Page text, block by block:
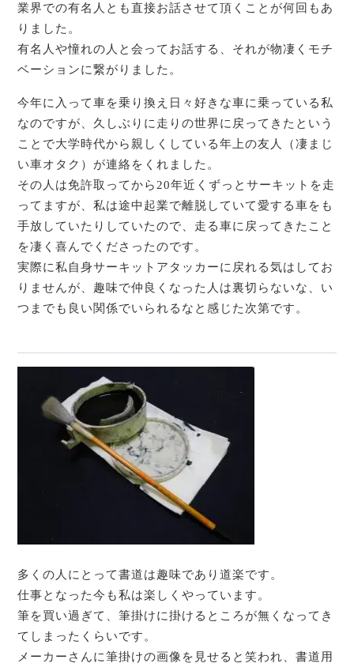
業界での有名人とも直接お話させて頂くことが何回もあ
りました。
有名人や憧れの人と会ってお話する、それが物凄くモチ
ベーションに繋がりました。
今年に入って車を乗り換え日々好きな車に乗っている私
なのですが、久しぶりに走りの世界に戻ってきたという
ことで大学時代から親しくしている年上の友人（凄まじ
い車オタク）が連絡をくれました。
その人は免許取ってから20年近くずっとサーキットを走
ってますが、私は途中起業で離脱していて愛する車をも
手放していたりしていたので、走る車に戻ってきたこと
を凄く喜んでくださったのです。
実際に私自身サーキットアタッカーに戻れる気はしてお
りませんが、趣味で仲良くなった人は裏切らないな、い
つまでも良い関係でいられるなと感じた次第です。
多くの人にとって書道は趣味であり道楽です。
仕事となった今も私は楽しくやっています。
筆を買い過ぎて、筆掛けに掛けるところが無くなってき
てしまったくらいです。
メーカーさんに筆掛けの画像を見せると笑われ、書道用